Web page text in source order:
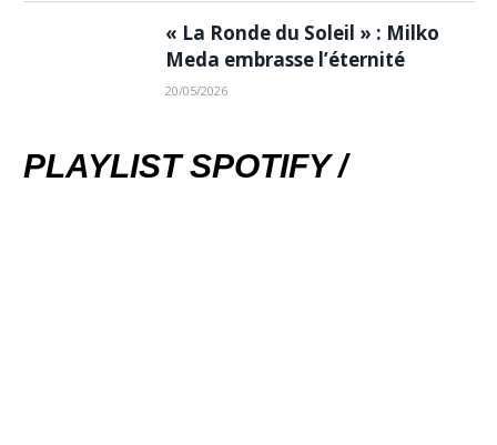
« La Ronde du Soleil » : Milko
Meda embrasse l’éternité
20/05/2026
PLAYLIST SPOTIFY /